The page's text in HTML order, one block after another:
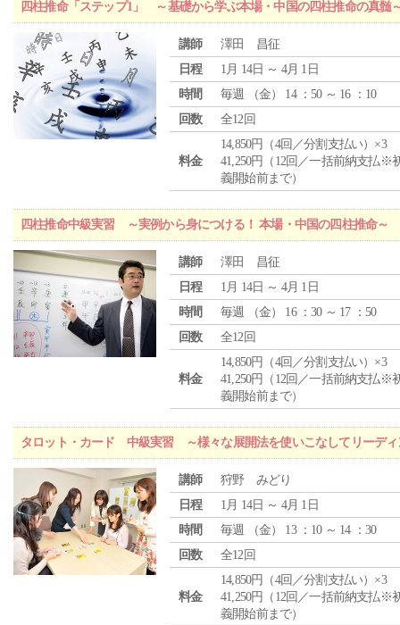
四柱推命「ステップ1」 ～基礎から学ぶ本場・中国の四柱推命の真髄
講師
澤田 昌征
日程
1月 14日 ～ 4月 1日
時間
毎週 （金） 14 ：50 ～ 16 ：10
回数
全12回
料金
14,850円（4回／分割支払い）×3
41,250円（12回／一括前納支払※
義開始前まで）
四柱推命中級実習 ～実例から身につける！ 本場・中国の四柱推命～
講師
澤田 昌征
日程
1月 14日 ～ 4月 1日
時間
毎週 （金） 16 ：30 ～ 17 ：50
回数
全12回
料金
14,850円（4回／分割支払い）×3
41,250円（12回／一括前納支払※
義開始前まで）
タロット・カード 中級実習 ～様々な展開法を使いこなしてリーディ
講師
狩野 みどり
日程
1月 14日 ～ 4月 1日
時間
毎週 （金） 13 ：10 ～ 14 ：30
回数
全12回
料金
14,850円（4回／分割支払い）×3
41,250円（12回／一括前納支払※
義開始前まで）